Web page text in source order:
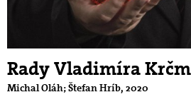
Rady Vladimíra
Michal Oláh; Štefan Hríb, 2020